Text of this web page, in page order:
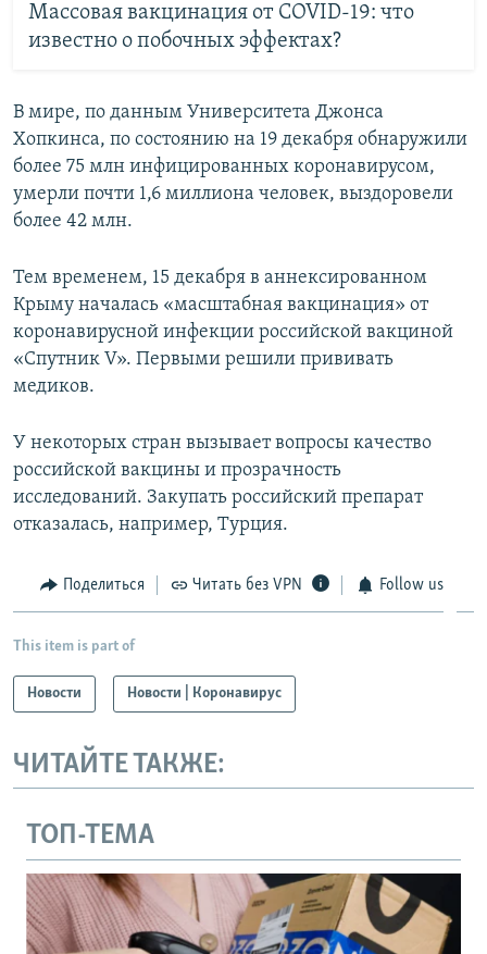
Массовая вакцинация от COVID-19: что
известно о побочных эффектах?
В мире, по данным Университета Джонса
Хопкинса, по состоянию на 19 декабря обнаружили
более 75 млн инфицированных коронавирусом,
умерли почти 1,6 миллиона человек, выздоровели
более 42 млн.
Тем временем, 15 декабря в аннексированном
Крыму началась «масштабная вакцинация» от
коронавирусной инфекции российской вакциной
«Спутник V». Первыми решили прививать
медиков.
У некоторых стран вызывает вопросы качество
российской вакцины и прозрачность
исследований. Закупать российский препарат
отказалась, например, Турция.
Поделиться Читать без VPN Follow us
This item is part of
Новости Новости | Коронавирус
ЧИТАЙТЕ ТАКЖЕ:
ТОП-ТЕМА